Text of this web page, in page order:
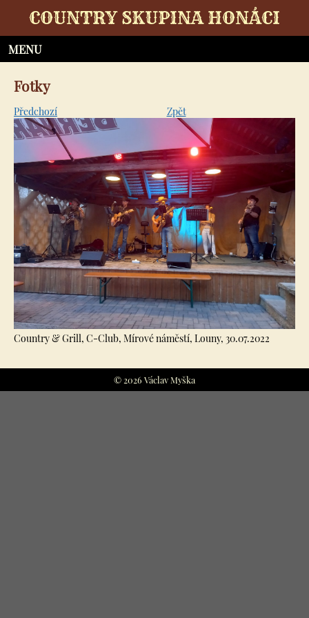
COUNTRY SKUPINA HONÁCI
Fotky
Předchozí Zpět
Country & Grill, C-Club, Mírové náměstí, Louny, 30.07.2022
© 2026 Václav Myška